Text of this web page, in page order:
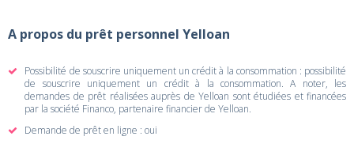
A propos du prêt personnel Yelloan
Possibilité de souscrire uniquement un crédit à la consommation : possibilité
de souscrire uniquement un crédit à la consommation. A noter, les
demandes de prêt réalisées auprès de Yelloan sont étudiées et financées
par la société Financo, partenaire financier de Yelloan.
Demande de prêt en ligne : oui